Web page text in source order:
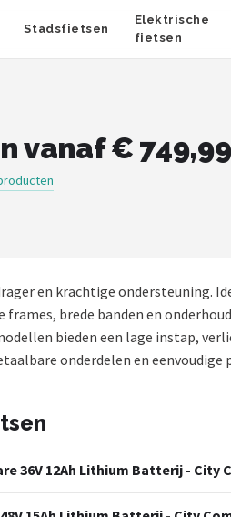
Stadsfietsen
Elektrische
fietsen
vanaf € 749,99
en krachtige ondersteuning.
brede banden en
bieden een lage instap,
onderdelen en eenvoudige
36V 12Ah Lithium Batterij - City